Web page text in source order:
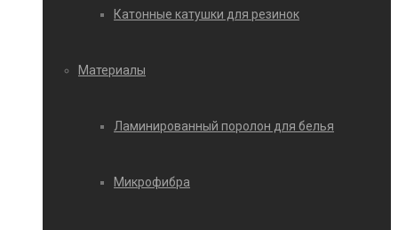
Катонные катушки для резинок
Материалы
Ламинированный поролон для белья
Микрофибра